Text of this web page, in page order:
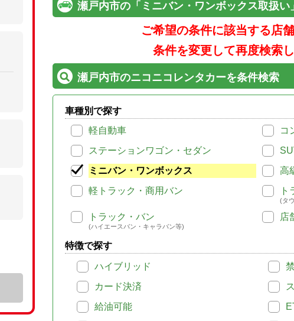
瀬戸内市の「ミニバン・ワンボックス取扱
ご希望の条件に該当する店
条件を変更して再度検索
瀬戸内市のニコニコレンタカーを条件検索
車種別で探す
軽自動車
コ
ステーションワゴン・セダン
ミニバン・ワンボックス
高
軽トラック・商用バン
ト
(タ
トラック・バン
(ハイエースバン・キャラバン等)
店
特徴で探す
ハイブリッド
カード決済
給油可能